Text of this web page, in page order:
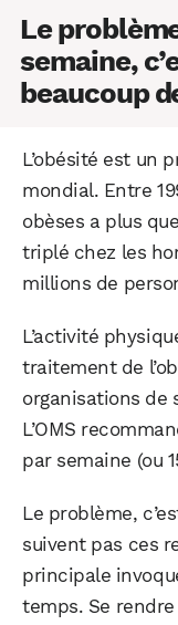
Le
semaine,
beaucoup
L’obésité est un
mondial. Entre
obèses a plus
triplé chez les
millions de
L’activité
traitement de
organisations de
L’OMS
par semaine (ou
Le problème,
suivent pas ces
principale
temps. Se